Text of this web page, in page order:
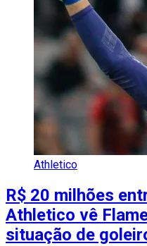
Athletico
R$ 20 milhões
Athletico vê
situação de